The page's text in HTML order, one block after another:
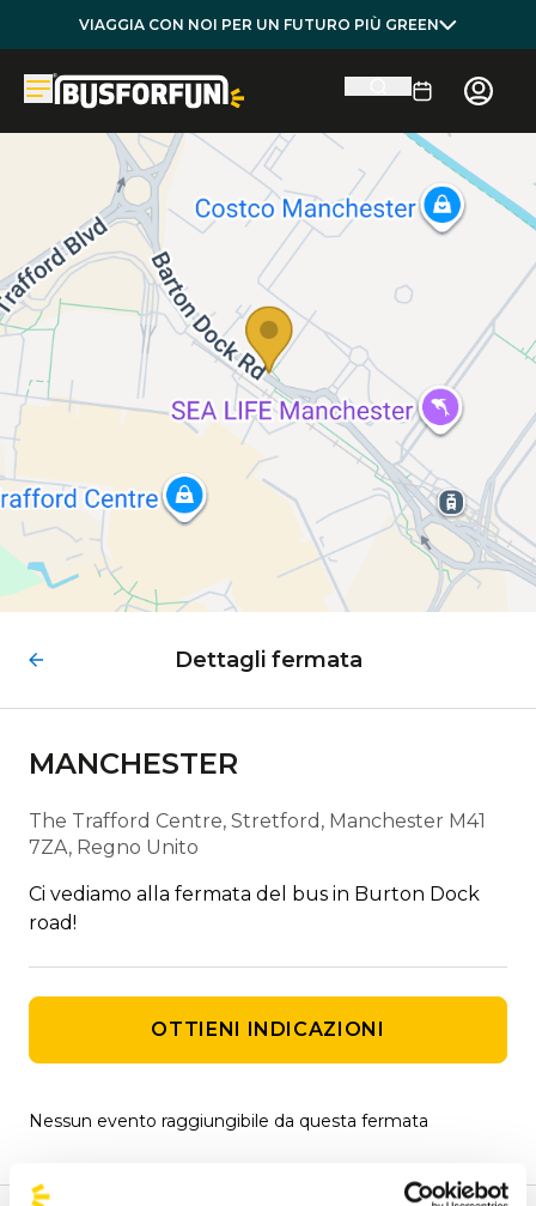
VIAGGIA CON NOI PER UN FUTURO PIÙ GREEN
Dettagli fermata
MANCHESTER
The Trafford Centre, Stretford, Manchester M41
7ZA, Regno Unito
Ci vediamo alla fermata del bus in Burton Dock
road!
OTTIENI INDICAZIONI
Nessun evento raggiungibile da questa fermata